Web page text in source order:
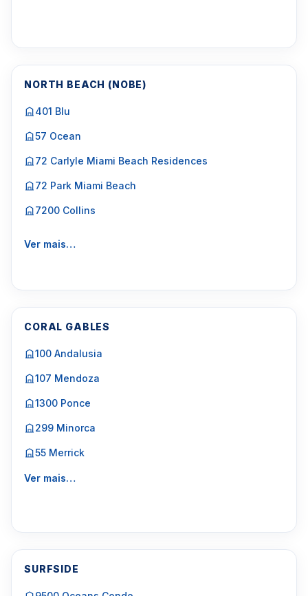
NORTH BEACH (NOBE)
401 Blu
57 Ocean
72 Carlyle Miami Beach Residences
72 Park Miami Beach
7200 Collins
Ver mais…
CORAL GABLES
100 Andalusia
107 Mendoza
1300 Ponce
299 Minorca
55 Merrick
Ver mais…
SURFSIDE